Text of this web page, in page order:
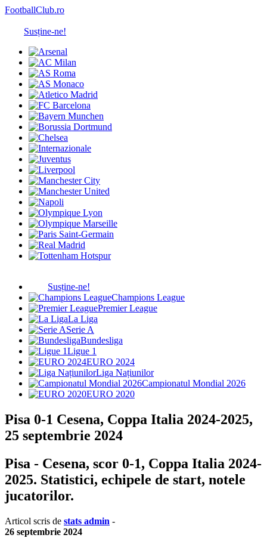
FootballClub.ro
Susține-ne!
Susține-ne!
Champions League
Premier League
La Liga
Serie A
Bundesliga
Ligue 1
EURO 2024
Liga Națiunilor
Campionatul Mondial 2026
EURO 2020
Pisa 0-1 Cesena, Coppa Italia 2024-2025,
25 septembrie 2024
Pisa - Cesena, scor 0-1, Coppa Italia 2024-
2025. Statistici, echipele de start, notele
jucatorilor.
Articol scris de stats admin -
26 septembrie 2024